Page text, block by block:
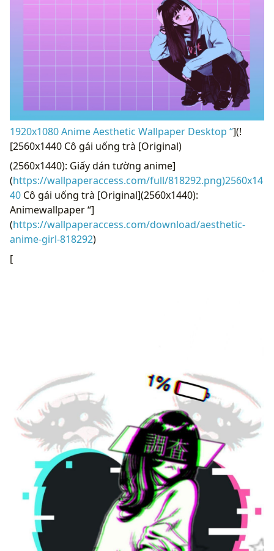
1920x1080 Anime Aesthetic Wallpaper Desktop “](!
[2560x1440 Cô gái uống trà [Original)
(2560x1440): Giấy dán tường anime]
(https://wallpaperaccess.com/full/818292.png)2560x14
40 Cô gái uống trà [Original](2560x1440):
Animewallpaper “]
(https://wallpaperaccess.com/download/aesthetic-
anime-girl-818292)
[